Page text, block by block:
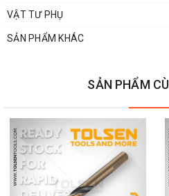
VẬT TƯ PHỤ
SẢN PHẨM KHÁC
SẢN PHẨM